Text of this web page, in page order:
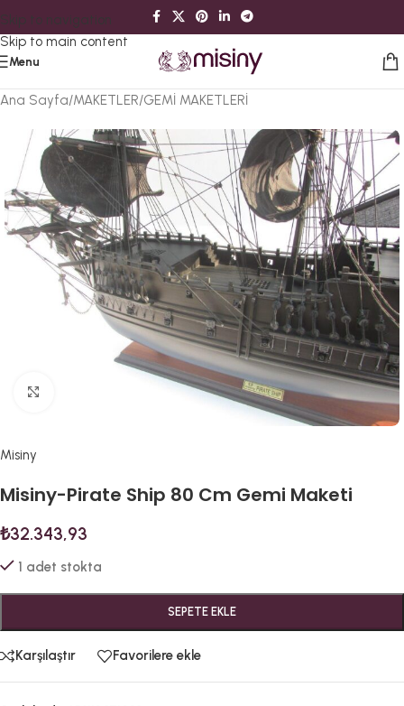
Skip to navigation
Skip to main content
Menu
Ana Sayfa/MAKETLER/GEMİ MAKETLERİ
Misiny
Misiny-Pirate Ship 80 Cm Gemi Maketi
₺32.343,93
1 adet stokta
SEPETE EKLE
Karşılaştır Favorilere ekle